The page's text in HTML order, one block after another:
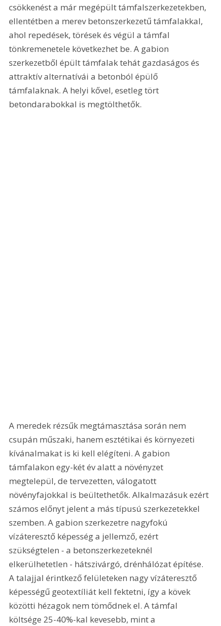
csökkenést a már megépült támfalszerkezetekben,
ellentétben a merev betonszerkezetű támfalakkal,
ahol repedések, törések és végül a támfal
tönkremenetele következhet be. A gabion
szerkezetből épült támfalak tehát gazdaságos és
attraktív alternatívái a betonból épülő
támfalaknak. A helyi kővel, esetleg tört
betondarabokkal is megtölthetők.
A meredek rézsűk megtámasztása során nem
csupán műszaki, hanem esztétikai és környezeti
kívánalmakat is ki kell elégíteni. A gabion
támfalakon egy-két év alatt a növényzet
megtelepül, de tervezetten, válogatott
növényfajokkal is beültethetők. Alkalmazásuk ezért
számos előnyt jelent a más típusú szerkezetekkel
szemben. A gabion szerkezetre nagyfokú
vízáteresztő képesség a jellemző, ezért
szükségtelen - a betonszerkezeteknél
elkerülhetetlen - hátszivárgó, drénhálózat építése.
A talajjal érintkező felületeken nagy vízáteresztő
képességű geotextíliát kell fektetni, így a kövek
közötti hézagok nem tömődnek el. A támfal
költsége 25-40%-kal kevesebb, mint a